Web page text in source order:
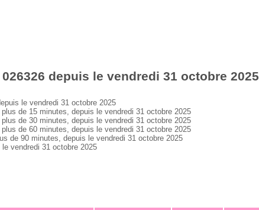
depuis le vendredi 31 octobre 2025
le vendredi 31 octobre 2025
de 15 minutes, depuis le vendredi 31 octobre 2025
de 30 minutes, depuis le vendredi 31 octobre 2025
de 60 minutes, depuis le vendredi 31 octobre 2025
de 90 minutes, depuis le vendredi 31 octobre 2025
vendredi 31 octobre 2025